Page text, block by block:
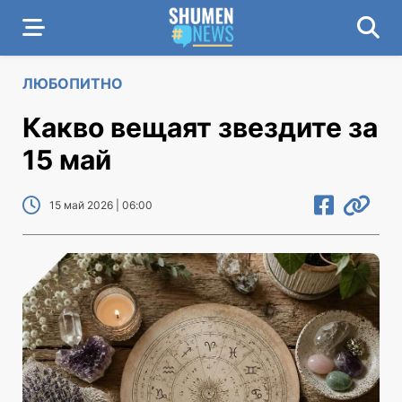
ЛЮБОПИТНО
Какво вещаят звездите за
15 май
15 май 2026 | 06:00